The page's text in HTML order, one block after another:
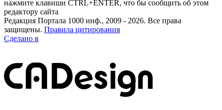
нажмите клавиши CTRL+ENTER, что бы сообщить об этом
редактору сайта
Редакция Портала 1000 инф., 2009 - 2026. Все права
защищены. Правила цитирования
Сделано в